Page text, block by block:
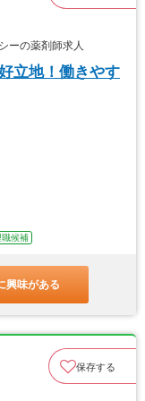
の薬剤師求人
立地！働きやす
職候補
興味がある
保存する